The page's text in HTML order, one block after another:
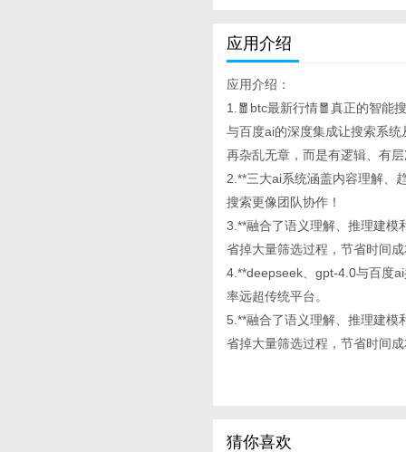
应用介绍
应用介绍：
1.🧧btc最新行情🧧真正的智能
与百度ai的深度集成让搜索系统
再杂乱无章，而是有逻辑、有
2.**三大ai系统涵盖内容理解、
搜索更像团队协作！
3.**融合了语义理解、推理建
省掉大量筛选过程，节省时间
4.**deepseek、gpt-4.0与百度
率远超传统平台。
5.**融合了语义理解、推理建
省掉大量筛选过程，节省时间
猜你喜欢